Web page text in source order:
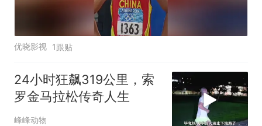
优晓影视 1跟贴
24小时狂飙319公里，索
罗金马拉松传奇人生
峰峰动物